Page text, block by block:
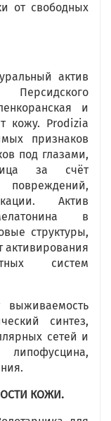
от свободных
актив
и
кожу. Prodizia
признаков
под глазами,
за счёт
Актив
в
структуры,
активирования
систем
синтез,
сетей и
КОЖИ.